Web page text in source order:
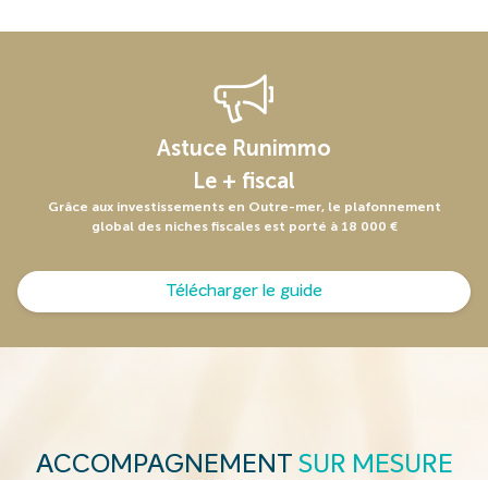
Astuce Runimmo
Le + fiscal
Grâce aux investissements en Outre-mer, le plafonnement
global des niches fiscales est porté à 18 000 €
Télécharger le guide
ACCOMPAGNEMENT SUR MESURE